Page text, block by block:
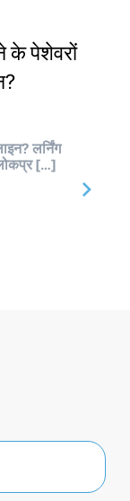
के पेशेवरों
लर्निंग
[…]